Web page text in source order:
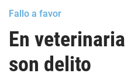
Fallo a favor
En
son delito